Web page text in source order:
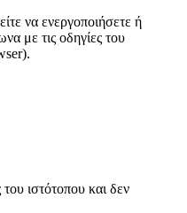
να ενεργοποιήσετε ή
με τις οδηγίες του
του ιστότοπου και δεν